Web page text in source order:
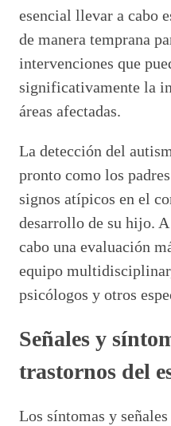
esencial llevar a cabo
de manera temprana
intervenciones que
significativamente la
áreas afectadas.
La detección del
pronto como los
signos atípicos en el
desarrollo de su hijo.
cabo una evaluación
equipo
psicólogos y otros
Señales y
trastornos del
Los síntomas y